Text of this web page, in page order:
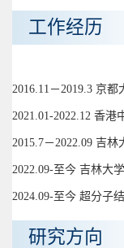
工作经历
2016.11－2019.3 京都
2021.01-2022.12 香港
2015.7－2022.09 吉
2022.09-至今 吉林大
2024.09-至今 超分子
研究方向